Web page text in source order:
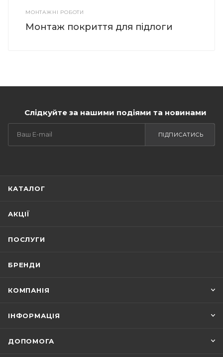
МОНТАЖНІ РОБОТИ
Монтаж покриття для підлоги
Слідкуйте за нашими подіями та новинами
ПІДПИСАТИСЬ
КАТАЛОГ
АКЦІЇ
ПОСЛУГИ
БРЕНДИ
КОМПАНІЯ
ІНФОРМАЦІЯ
ДОПОМОГА